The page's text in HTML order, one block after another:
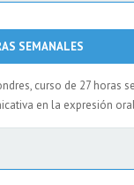
SEMANALES
curso de 27
en la expresión